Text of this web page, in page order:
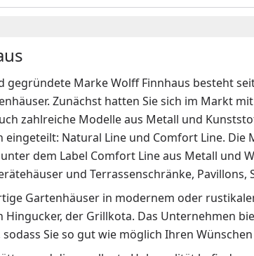
gegründete Marke Wolff Finnhaus besteht
Zunächst hatten Sie sich im Markt
zahlreiche Modelle aus Metall und
Natural Line und Comfort Line. Die
dem Label Comfort Line aus Metall und
und Terrassenschränke, Pavillons,
Gartenhäuser in modernem oder
Hingucker, der Grillkota. Das Unternehmen
Sie so gut wie möglich Ihren